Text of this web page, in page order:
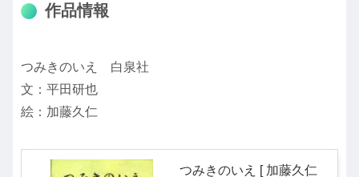
作品情報
つみきのいえ 白泉社
文：平田研也
絵：加藤久仁
つみきのいえ [ 加藤久仁